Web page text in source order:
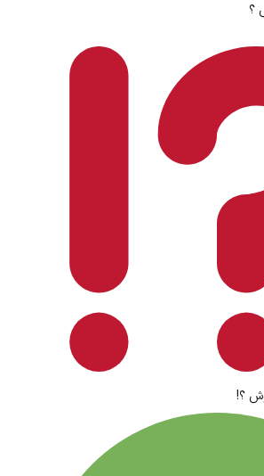
؟
؟!